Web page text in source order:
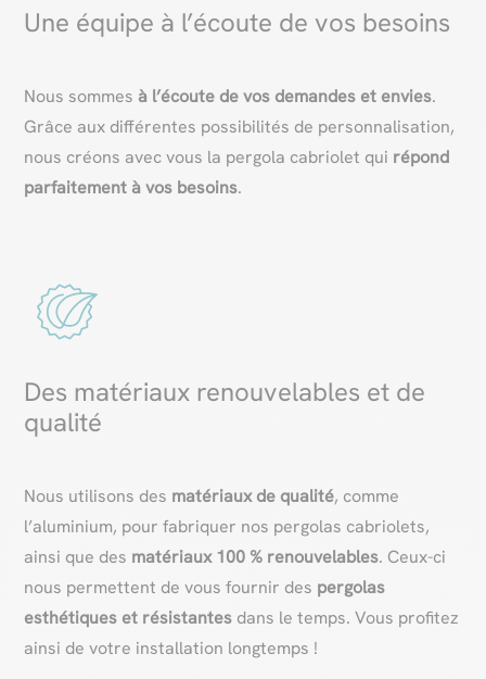
Une équipe à l’écoute de vos besoins
Nous sommes à l’écoute de vos demandes et envies.
Grâce aux différentes possibilités de personnalisation,
nous créons avec vous la pergola cabriolet qui répond
parfaitement à vos besoins.
Des matériaux renouvelables et de
qualité
Nous utilisons des matériaux de qualité, comme
l’aluminium, pour fabriquer nos pergolas cabriolets,
ainsi que des matériaux 100 % renouvelables. Ceux-ci
nous permettent de vous fournir des pergolas
esthétiques et résistantes dans le temps. Vous profitez
ainsi de votre installation longtemps !